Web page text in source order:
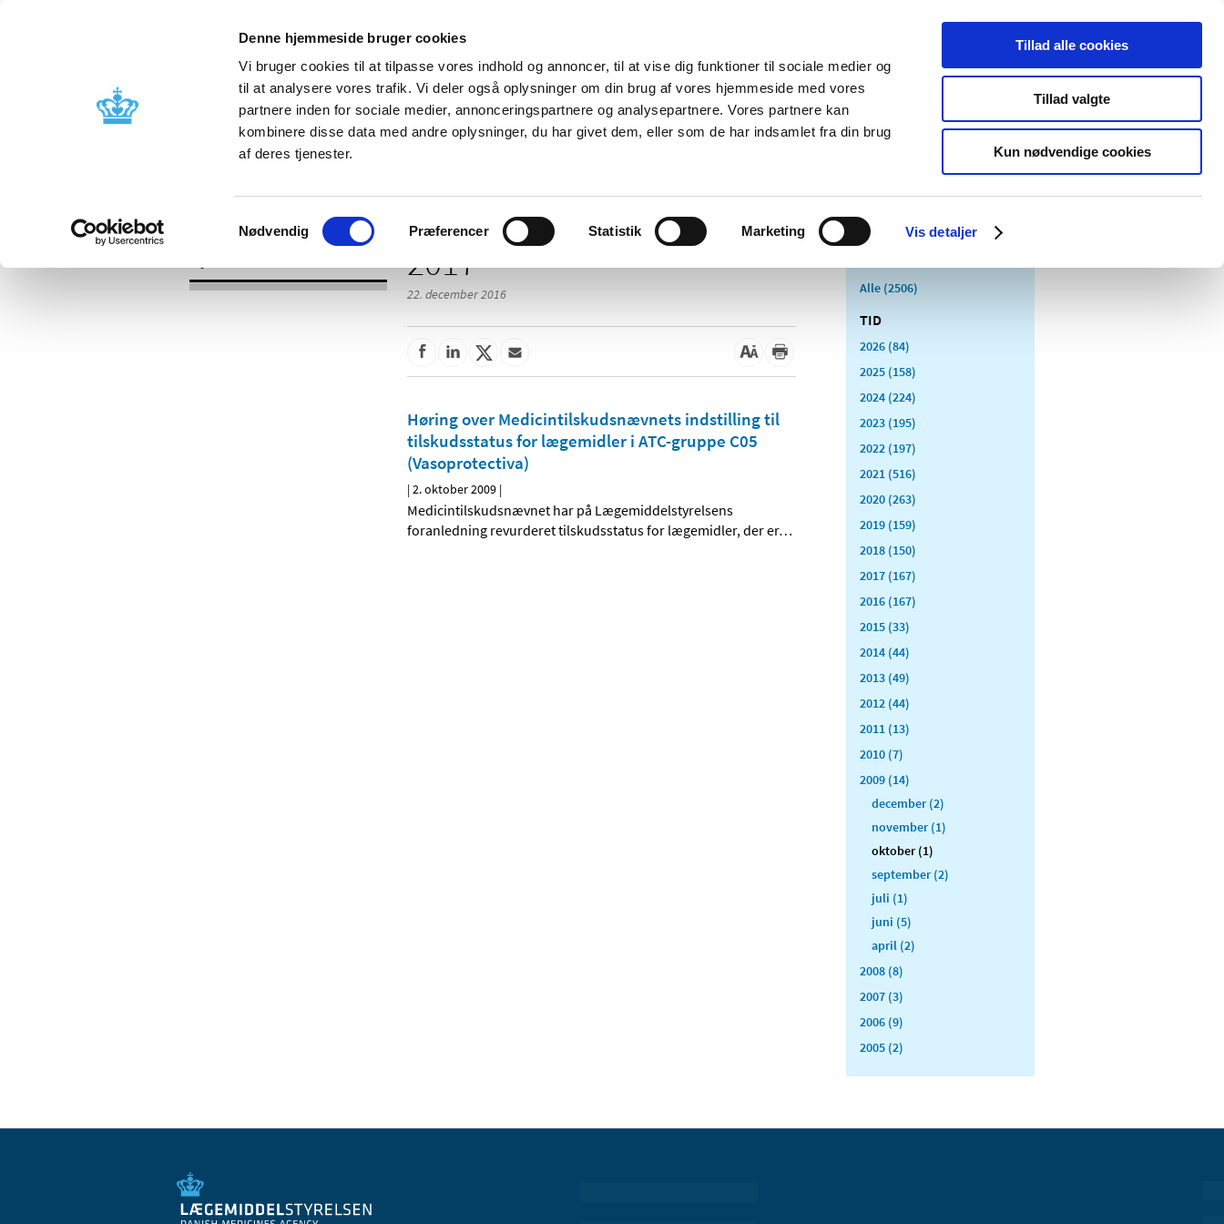
Denne hjemmeside bruger cookies
Vi bruger cookies til at tilpasse vores indhold og annoncer, til at vise dig funktioner til sociale medier og
til at analysere vores trafik. Vi deler også oplysninger om din brug af vores hjemmeside med vores
partnere inden for sociale medier, annonceringspartnere og analysepartnere. Vores partnere kan
kombinere disse data med andre oplysninger, du har givet dem, eller som de har indsamlet fra din brug
af deres tjenester.
Samtykkevalg
Nødvendig Præferencer Statistik Marketing Vis detaljer
Tillad alle cookies
Tillad valgte
Kun nødvendige cookies
Nyheder Om os Kontakt Udgivelser
Godkendelse og
Bivirkninger og
produktinformation
Tilskud og
Apoteker og salg af
Medicinsk
Særlige
produktområder
2017
22. december 2016
Høring over Medicintilskudsnævnets indstilling til
tilskudsstatus for lægemidler i ATC-gruppe C05
(Vasoprotectiva)
|2. oktober 2009 |
Medicintilskudsnævnet har på Lægemiddelstyrelsens
foranledning revurderet tilskudsstatus for lægemidler, der er…
Alle (2506)
TID
2026 (84)
2025 (158)
2024 (224)
2023 (195)
2022 (197)
2021 (516)
2020 (263)
2019 (159)
2018 (150)
2017 (167)
2016 (167)
2015 (33)
2014 (44)
2013 (49)
2012 (44)
2011 (13)
2010 (7)
2009 (14)
december (2)
november (1)
oktober (1)
september (2)
juli (1)
juni (5)
april (2)
2008 (8)
2007 (3)
2006 (9)
2005 (2)